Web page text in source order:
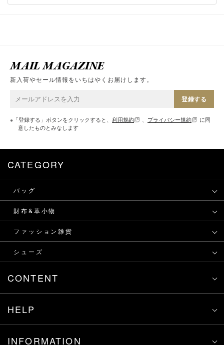
MAIL MAGAZINE
新入荷やセール情報をいちはやくお届けします。
登録する
※「登録する」ボタンをクリックすると、 利用規約 、 プライバシー規約
に同
意したものとみなします
CATEGORY
バッグ
財布&革小物
ファッション雑貨
シューズ
CONTENT
HELP
INFORMATION